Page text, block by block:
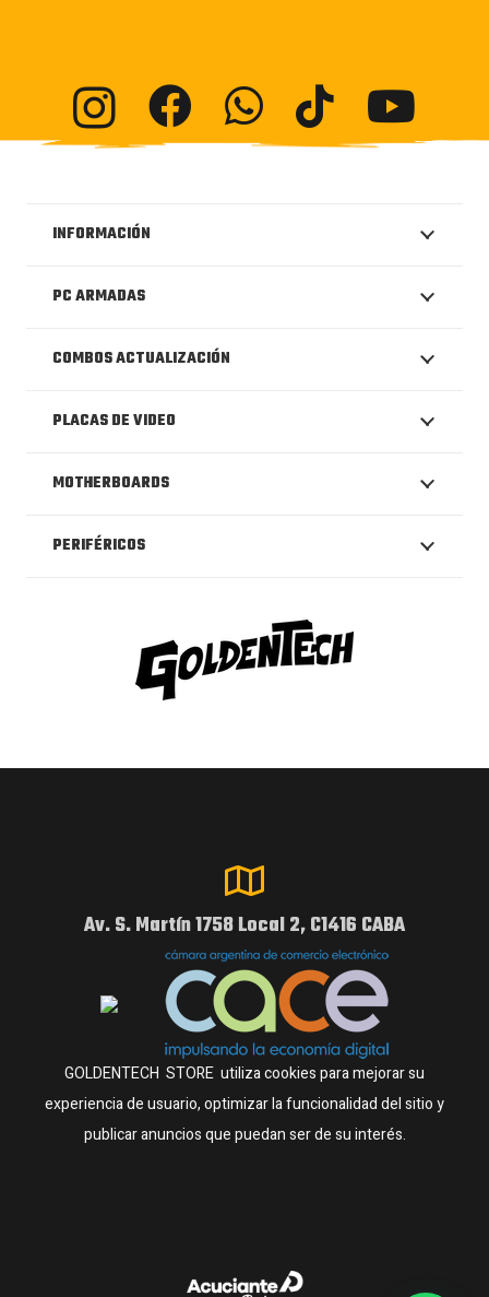
INFORMACIÓN
PC ARMADAS
COMBOS ACTUALIZACIÓN
PLACAS DE VIDEO
MOTHERBOARDS
PERIFÉRICOS
Av. S. Martín 1758 Local 2, C1416 CABA
GOLDENTECH STORE utiliza cookies para mejorar su
experiencia de usuario, optimizar la funcionalidad del sitio y
publicar anuncios que puedan ser de su interés.